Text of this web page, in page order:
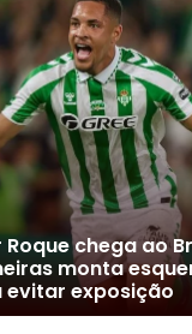
chega ao
monta
evitar exposição